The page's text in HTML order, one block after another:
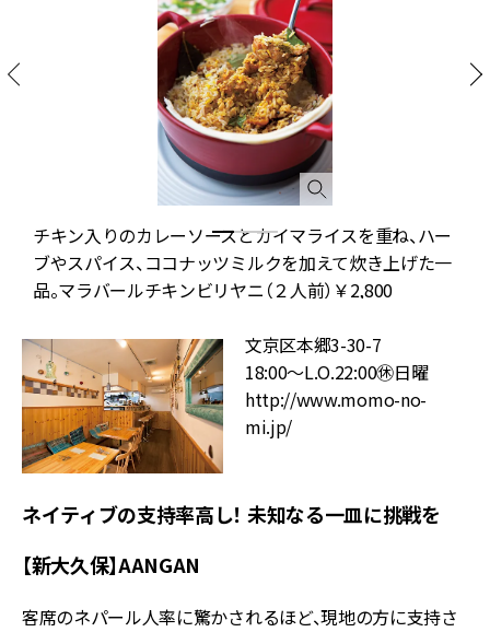
チキン入りのカレーソースとカイマライスを重ね、ハー
ブやスパイス、ココナッツミルクを加えて炊き上げた一
品。マラバールチキンビリヤニ（２人前）￥2,800
文京区本郷3-30-7
18:00～L.O.22:00㊡日曜
http://www.momo-no-
mi.jp/
ネイティブの支持率高し！ 未知なる一皿に挑戦を
【新大久保】AANGAN
客席のネパール人率に驚かされるほど、現地の方に支持さ